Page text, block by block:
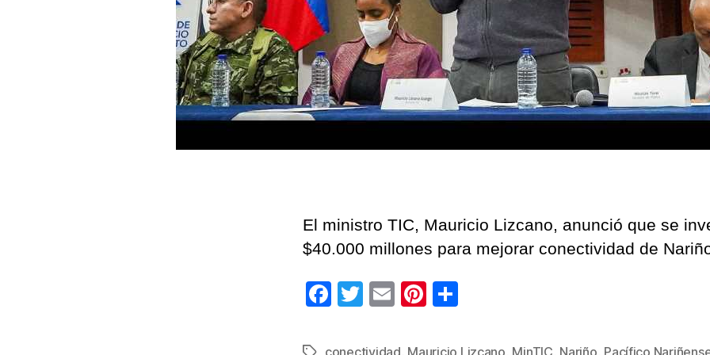
del
El ministro TIC, Mauricio Lizcano, anunció que se
$40.000 millones para mejorar conectividad de
F
c
T
tt
E
ail
Pi
er m
conectividad, Mauricio Lizcano, MinTIC, Nariño, Pacífico